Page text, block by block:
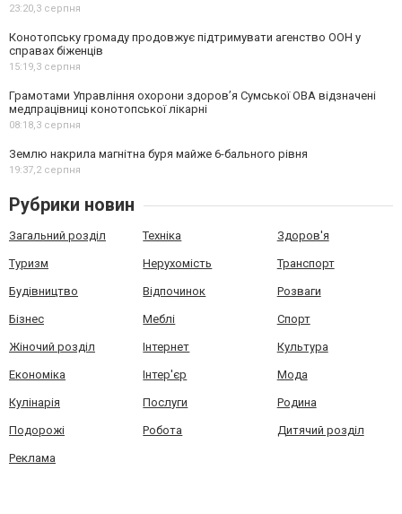
23:20,3 серпня
Конотопську громаду продовжує підтримувати агенство ООН у
справах біженців
15:19,3 серпня
Грамотами Управління охорони здоров’я Сумської ОВА відзначені
медпрацівниці конотопської лікарні
08:18,3 серпня
Землю накрила магнітна буря майже 6-бального рівня
19:37,2 серпня
Рубрики новин
Загальний розділ Техніка Здоров'я
Туризм Нерухомість Транспорт
Будівництво Відпочинок Розваги
Бізнес Меблі Спорт
Жіночий розділ Інтернет Культура
Економіка Інтер'єр Мода
Кулінарія Послуги Родина
Подорожі Робота Дитячий розділ
Реклама